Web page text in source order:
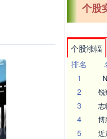
个股
个股涨幅
排名
1
2 锐
3 志
4 博
5 近